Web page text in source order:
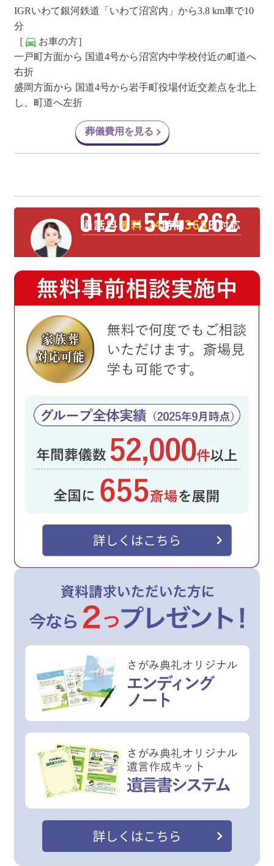
IGRいわて銀河鉄道「いわて沼宮内」から3.8 km車で10
分
［
お車の方］
一戸町方面から 国道4号から沼宮内中学校付近の町道へ
右折
盛岡方面から 国道4号から岩手町役場付近交差点を北上
し、町道へ左折
葬儀費用を見る
0120-554-262